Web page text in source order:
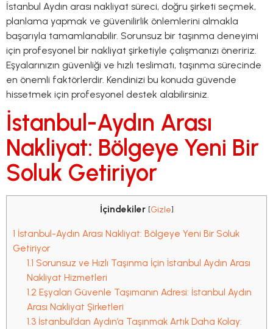
İstanbul Aydın arası nakliyat süreci, doğru şirketi seçmek,
planlama yapmak ve güvenilirlik önlemlerini almakla
başarıyla tamamlanabilir. Sorunsuz bir taşınma deneyimi
için profesyonel bir nakliyat şirketiyle çalışmanızı öneririz.
Eşyalarınızın güvenliği ve hızlı teslimatı, taşınma sürecinde
en önemli faktörlerdir. Kendinizi bu konuda güvende
hissetmek için profesyonel destek alabilirsiniz.
İstanbul-Aydın Arası
Nakliyat: Bölgeye Yeni Bir
Soluk Getiriyor
İçindekiler [Gizle]
1 İstanbul-Aydın Arası Nakliyat: Bölgeye Yeni Bir Soluk
Getiriyor
1.1 Sorunsuz ve Hızlı Taşınma İçin İstanbul Aydın Arası
Nakliyat Hizmetleri
1.2 Eşyaları Güvenle Taşımanın Adresi: İstanbul Aydın
Arası Nakliyat Şirketleri
1.3İstanbul’dan Aydın’a Taşınmak Artık Daha Kolay: